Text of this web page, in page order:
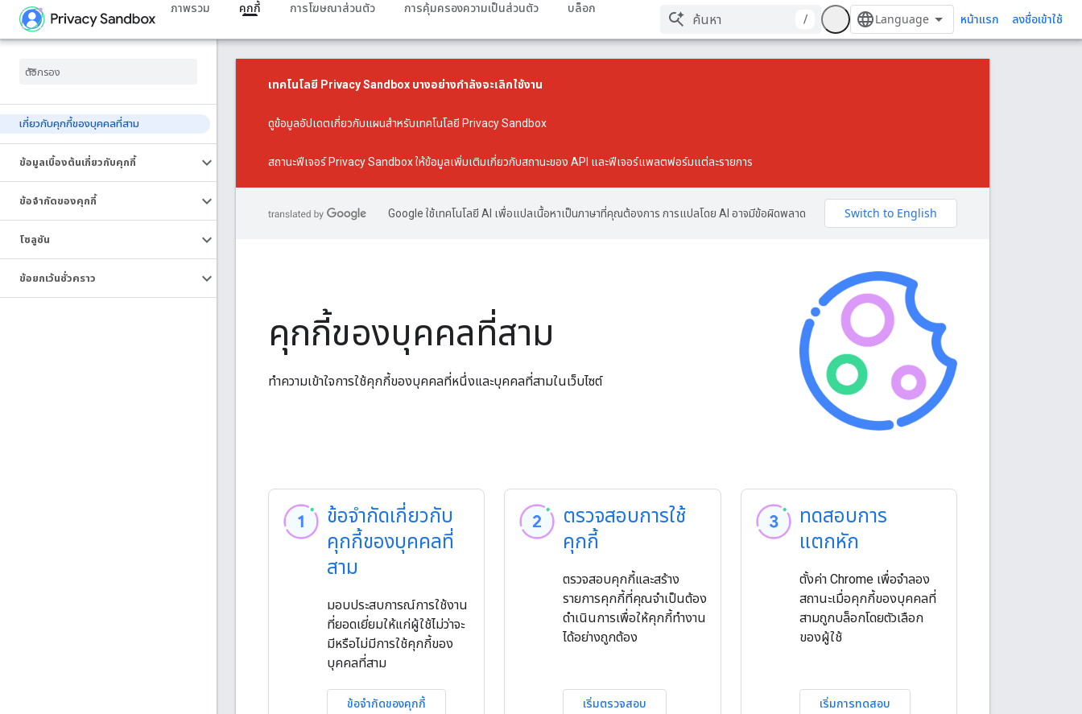
ภาพรวม คุกกี้ การโฆษณาส่วนตัว การคุ้มครองความเป็นส่วนตัว บล็อก
/ หน้าแรก ลงชื่อเข้าใช้
เกี่ยวกับคุกกี้ของบุคคลที่สาม
ข้อมูลเบื้องต้นเกี่ยวกับคุกกี้
ข้อจำกัดของคุกกี้
โซลูชัน
ข้อยกเว้นชั่วคราว
เทคโนโลยี Privacy Sandbox บางอย่างกำลังจะเลิกใช้งาน
ดูข้อมูลอัปเดตเกี่ยวกับแผนสำหรับเทคโนโลยี Privacy Sandbox
สถานะฟีเจอร์ Privacy Sandboxให้ข้อมูลเพิ่มเติมเกี่ยวกับสถานะของ API และฟีเจอร์แพลตฟอร์มแต่ละรายการ
Google ใช้เทคโนโลยี AI เพื่อแปลเนื้อหาเป็นภาษาที่คุณต้องการ การแปลโดย AI อาจมีข้อผิดพลาด
คุกกี้ของบุคคลที่สาม
ทําความเข้าใจการใช้คุกกี้ของบุคคลที่หนึ่งและบุคคลที่สามในเว็บไซต์
ข้อจำกัดเกี่ยวกับ
คุกกี้ของบุคคลที่
สาม
มอบประสบการณ์การใช้งาน
ที่ยอดเยี่ยมให้แก่ผู้ใช้ไม่ว่าจะ
มีหรือไม่มีการใช้คุกกี้ของ
บุคคลที่สาม
ข้อจำกัดของคุกกี้
ตรวจสอบการใช้
คุกกี้
ตรวจสอบคุกกี้และสร้าง
รายการคุกกี้ที่คุณจำเป็นต้อง
ดำเนินการเพื่อให้คุกกี้ทำงาน
ได้อย่างถูกต้อง
เริ่มตรวจสอบ
ทดสอบการ
แตกหัก
ตั้งค่า Chrome เพื่อจำลอง
สถานะเมื่อคุกกี้ของบุคคลที่
สามถูกบล็อกโดยตัวเลือก
ของผู้ใช้
เริ่มการทดสอบ